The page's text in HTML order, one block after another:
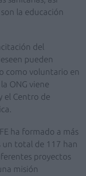
la educación
del
pueden
como voluntario en
ONG viene
el Centro de
ha formado a más
un total de 117 han
proyectos
misión